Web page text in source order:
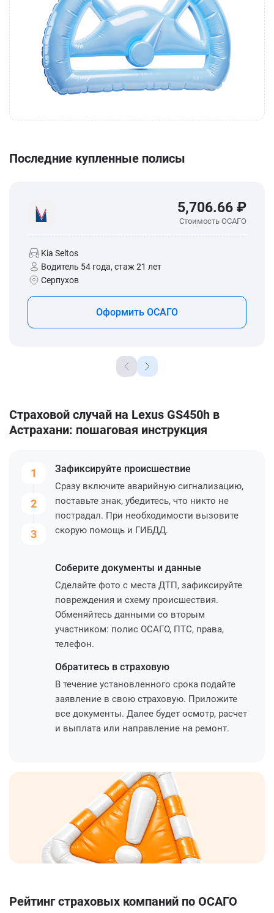
Последние купленные полисы
5,706.66 ₽
Стоимость ОСАГО
Kia Seltos
Водитель 54 года, стаж 21 лет
Серпухов
Оформить ОСАГО
Страховой случай на Lexus GS450h в
Астрахани: пошаговая инструкция
1
2
3
Зафиксируйте происшествие
Сразу включите аварийную сигнализацию,
поставьте знак, убедитесь, что никто не
пострадал. При необходимости вызовите
скорую помощь и ГИБДД.
Соберите документы и данные
Сделайте фото с места ДТП, зафиксируйте
повреждения и схему происшествия.
Обменяйтесь данными со вторым
участником: полис ОСАГО, ПТС, права,
телефон.
Обратитесь в страховую
В течение установленного срока подайте
заявление в свою страховую. Приложите
все документы. Далее будет осмотр, расчет
и выплата или направление на ремонт.
Рейтинг страховых компаний по ОСАГО